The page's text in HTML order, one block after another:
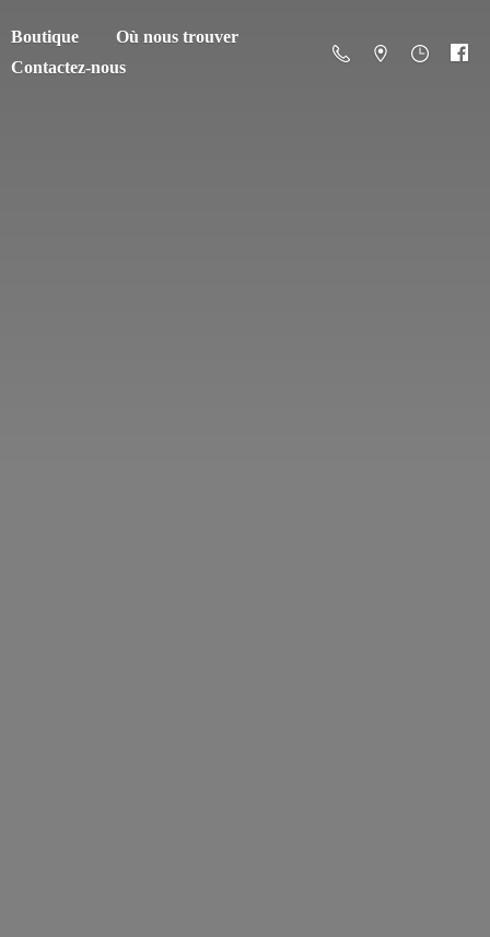
Boutique
Où nous trouver
Contactez-nous